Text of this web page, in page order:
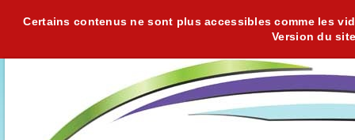
Certains contenus ne sont plus accessibles comme les
Version du